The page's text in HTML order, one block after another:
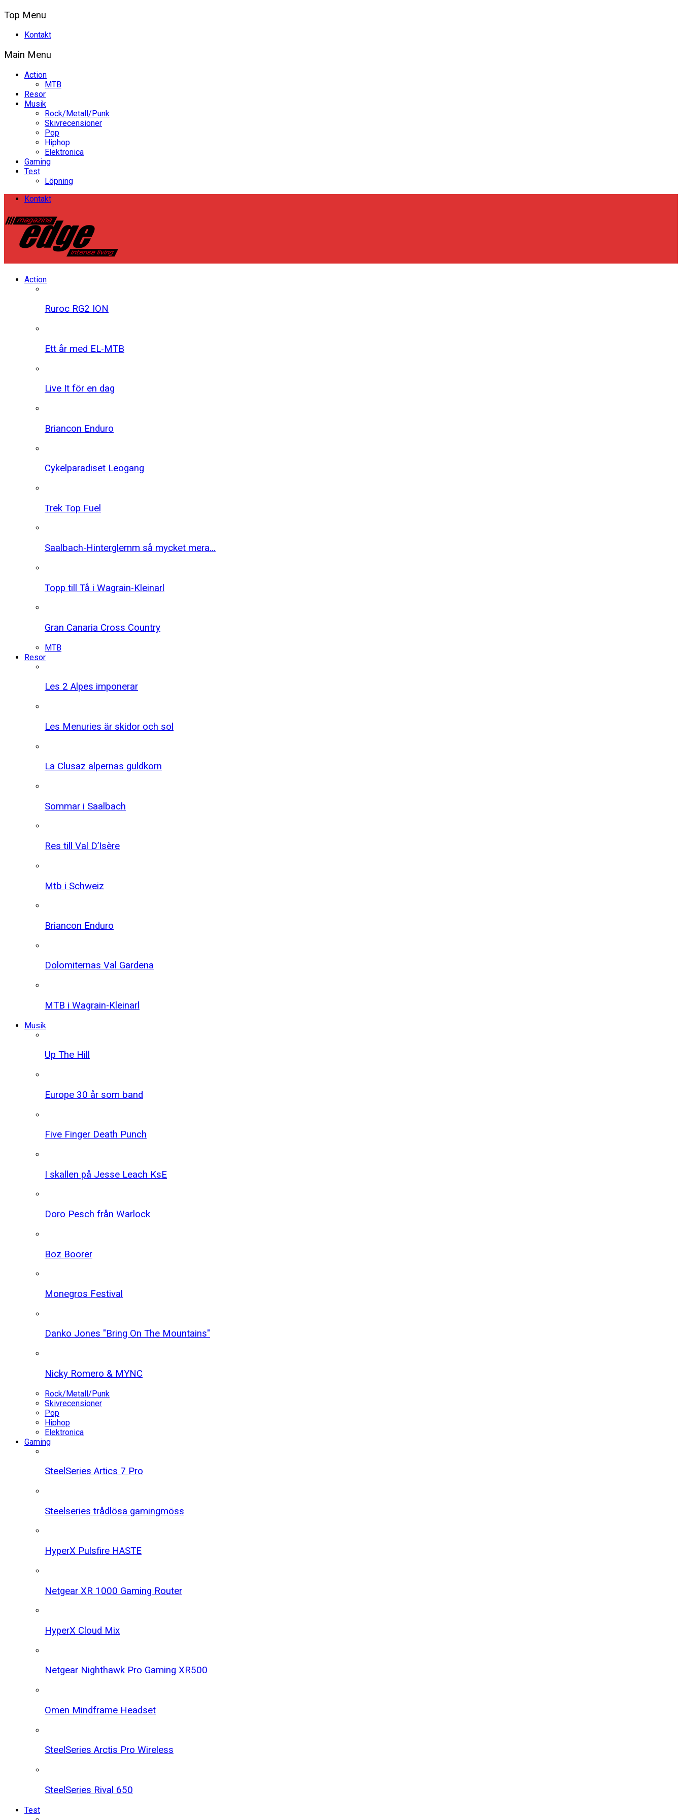
Top Menu
Kontakt
Main Menu
Action
MTB
Resor
Musik
Rock/Metall/Punk
Skivrecensioner
Pop
Hiphop
Elektronica
Gaming
Test
Löpning
Kontakt
Action
Ruroc RG2 ION
Ett år med EL-MTB
Live It för en dag
Briancon Enduro
Cykelparadiset Leogang
Trek Top Fuel
Saalbach-Hinterglemm så mycket mera...
Topp till Tå i Wagrain-Kleinarl
Gran Canaria Cross Country
MTB
Resor
Les 2 Alpes imponerar
Les Menuries är skidor och sol
La Clusaz alpernas guldkorn
Sommar i Saalbach
Res till Val D’Isère
Mtb i Schweiz
Briancon Enduro
Dolomiternas Val Gardena
MTB i Wagrain-Kleinarl
Musik
Up The Hill
Europe 30 år som band
Five Finger Death Punch
I skallen på Jesse Leach KsE
Doro Pesch från Warlock
Boz Boorer
Monegros Festival
Danko Jones "Bring On The Mountains"
Nicky Romero & MYNC
Rock/Metall/Punk
Skivrecensioner
Pop
Hiphop
Elektronica
Gaming
SteelSeries Artics 7 Pro
Steelseries trådlösa gamingmöss
HyperX Pulsfire HASTE
Netgear XR 1000 Gaming Router
HyperX Cloud Mix
Netgear Nighthawk Pro Gaming XR500
Omen Mindframe Headset
SteelSeries Arctis Pro Wireless
SteelSeries Rival 650
Test